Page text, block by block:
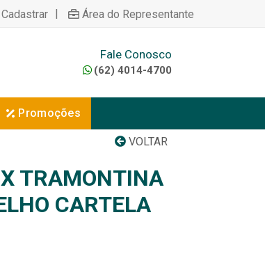
| Área do Representante
Fale Conosco
(62) 4014-4700
Promoções
VOLTAR
TRAMONTINA
CARTELA